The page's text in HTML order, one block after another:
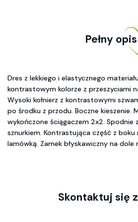
Pełny opis
Dres z lekkiego i elastycznego
kontrastowym kolorze z przeszyciami
Wysoki kołnierz z kontrastowymi
po środku z przodu. Boczne kieszenie.
wykończone ściągaczem 2x2. Spodnie
sznurkiem. Kontrastująca część z boku
lamówką. Zamek błyskawiczny na dole
Skontaktuj się